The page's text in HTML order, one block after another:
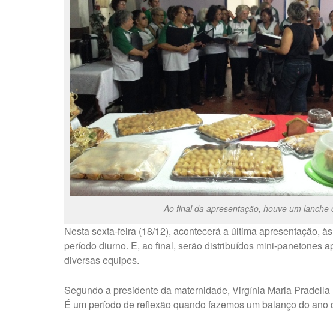
Ao final da apresentação, houve um lanche
Nesta sexta-feira (18/12), acontecerá a última apresentação,
período diurno. E, ao final, serão distribuídos mini-panetones
diversas equipes.
Segundo a presidente da maternidade, Virgínia Maria
É um período de reflexão quando fazemos um balanço do